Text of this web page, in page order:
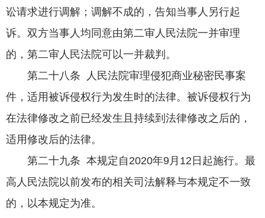
讼请求进行调解；调解不成的，告知当事人另行起
诉。双方当事人均同意由第二审人民法院一并审理
的，第二审人民法院可以一并裁判。
第二十八条 人民法院审理侵犯商业秘密民事案
件，适用被诉侵权行为发生时的法律。被诉侵权行为
在法律修改之前已经发生且持续到法律修改之后的，
适用修改后的法律。
第二十九条 本规定自2020年9月12日起施行。最
高人民法院以前发布的相关司法解释与本规定不一致
的，以本规定为准。